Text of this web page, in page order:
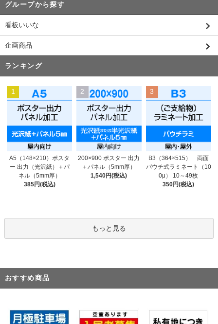
グループから探す
看板いいな
企画商品
ランキング
1
A5（148×210）ポスタ
ー 出力（光沢紙）＋パ
ネル（5mm厚）
385円(税込)
2
200×900 ポスター 出力
＋パネル（5mm厚）
1,540円(税込)
3
B3（364×515） 両面
パウチ式ラミネート（10
0μ） 10～49枚
350円(税込)
もっと見る
おすすめ商品